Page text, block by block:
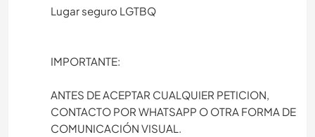
Lugar seguro LGTBQ
IMPORTANTE:
ANTES DE ACEPTAR CUALQUIER PETICION,
CONTACTO POR WHATSAPP O OTRA FORMA DE
COMUNICACIÓN VISUAL.